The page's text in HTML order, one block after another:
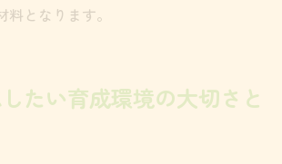
となります。
たい育成環境の大切さと